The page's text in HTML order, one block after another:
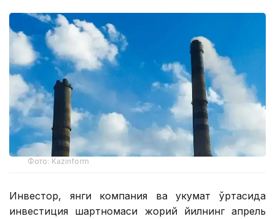
Фото: Kazinform
Инвестор, янги компания ва ҳукумат ўртасида
инвестиция шартномаси жорий йилнинг апрель